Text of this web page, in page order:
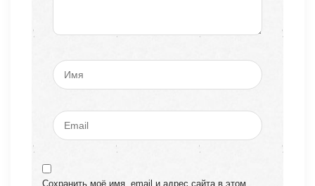
Сохранить моё имя, email и адрес сайта в этом